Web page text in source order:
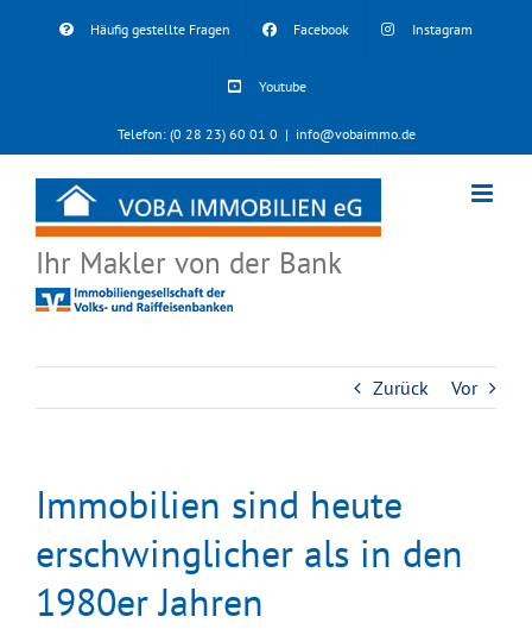
Häufig gestellte Fragen Facebook Instagram
Youtube
Telefon: (0 28 23) 60 01 0 | info@vobaimmo.de
Ihr Makler von der Bank
Zurück Vor
Immobilien sind heute
erschwinglicher als in den
1980er Jahren